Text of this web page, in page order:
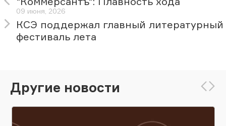
09 июня, 2026
КСЭ поддержал главный литературный
фестиваль лета
Другие новости